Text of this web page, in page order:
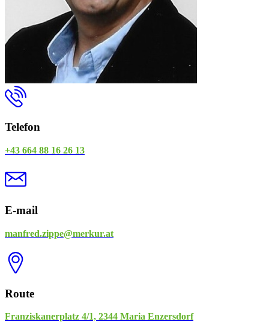
Telefon
+43 664 88 16 26 13
E-mail
manfred.zippe@merkur.at
Route
Franziskanerplatz 4/1, 2344 Maria Enzersdorf